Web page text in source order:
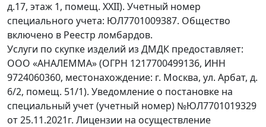
д.17, этаж 1, помещ. XXII). Учетный номер
специального учета: ЮЛ7701009387. Общество
включено в Реестр ломбардов.
Услуги по скупке изделий из ДМДК предоставляет:
ООО «АНАЛЕММА» (ОГРН 1217700499136, ИНН
9724060360, местонахождение: г. Москва, ул. Арбат, д.
6/2, помещ. 51/1). Уведомление о постановке на
специальный учет (учетный номер) №ЮЛ7701019329
от 25.11.2021г. Лицензии на осуществление